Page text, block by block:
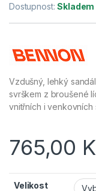
Dostupnost:Skladem
Vzdušný, lehký
svrškem z broušené
vnitřních i
765,00
Velikost